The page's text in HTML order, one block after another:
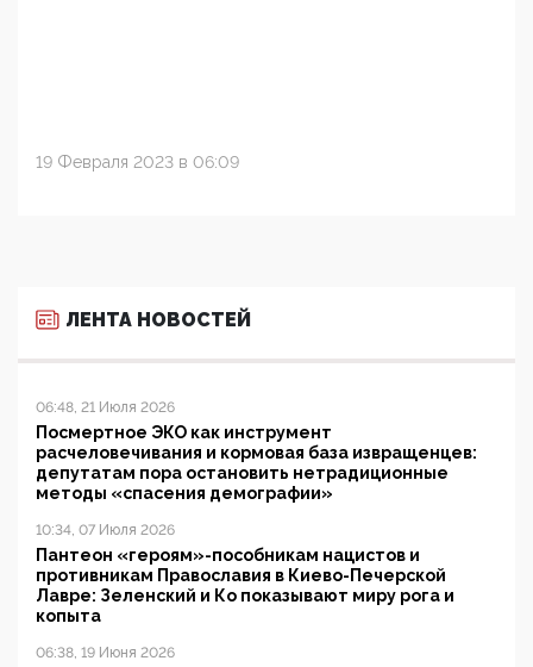
19 Февраля 2023 в 06:09
ЛЕНТА НОВОСТЕЙ
06:48, 21 Июля 2026
Посмертное ЭКО как инструмент
расчеловечивания и кормовая база извращенцев:
депутатам пора остановить нетрадиционные
методы «спасения демографии»
10:34, 07 Июля 2026
Пантеон «героям»-пособникам нацистов и
противникам Православия в Киево-Печерской
Лавре: Зеленский и Ко показывают миру рога и
копыта
06:38, 19 Июня 2026